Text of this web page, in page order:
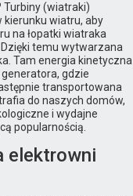
Turbiny (wiatraki)
kierunku wiatru, aby
na łopatki wiatraka
temu wytwarzana
Tam energia kinetyczna
gdzie
transportowana
do naszych domów,
i wydajne
popularnością.
elektrowni